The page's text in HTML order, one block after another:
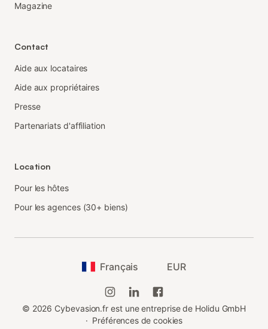
Magazine
Contact
Aide aux locataires
Aide aux propriétaires
Presse
Partenariats d'affiliation
Location
Pour les hôtes
Pour les agences (30+ biens)
Français EUR
© 2026 Cybevasion.fr est une entreprise de Holidu GmbH
· Préférences de cookies